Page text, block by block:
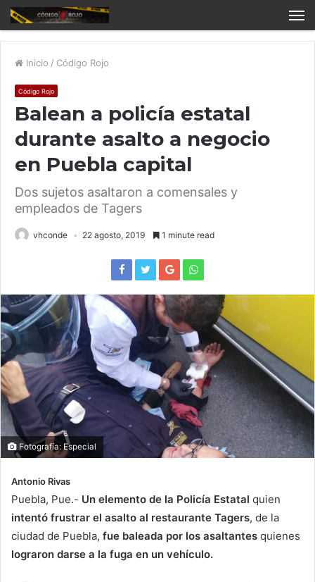
Inicio / Código Rojo
Código Rojo
Balean a policía estatal
durante asalto a negocio
en Puebla capital
Dos sujetos asaltaron a comensales y
empleados de Tagers
vhconde 22 agosto, 2019 1 minute read
Fotografía: Especial
Antonio Rivas
Puebla, Pue.- Un elemento de la Policía Estatal quien
intentó frustrar el asalto al restaurante Tagers, de la
ciudad de Puebla, fue baleada por los asaltantes quienes
lograron darse a la fuga en un vehículo.